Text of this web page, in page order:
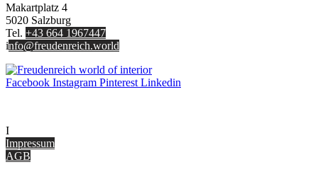
Makartplatz 4
5020 Salzburg
Tel. +43 664 1967447
info@freudenreich.world
Facebook Instagram Pinterest Linkedin
I
Impressum
AGB